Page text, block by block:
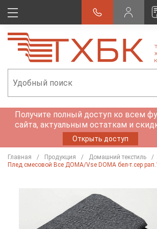
Получите полный доступ ко всем
сайта, актуальным остаткам и
Открыть доступ
Главная Продукция Домашний текстиль
Плед смесовой Все ДOMA/Vse DOMA бел-т.сер